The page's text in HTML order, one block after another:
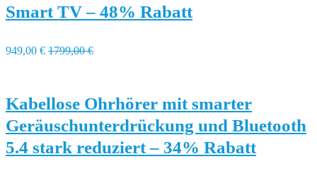
Smart TV – 48% Rabatt
949,00 € 1799,00 €
Kabellose Ohrhörer mit smarter
Geräuschunterdrückung und Bluetooth
5.4 stark reduziert – 34% Rabatt